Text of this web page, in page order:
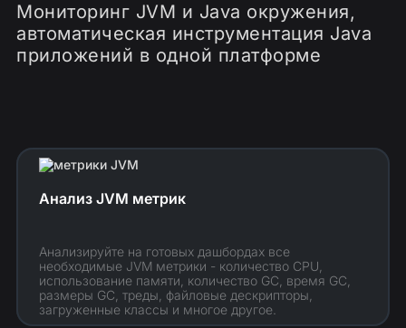
Мониторинг JVM и Java окружения,
автоматическая инструментация Java
приложений в одной платформе
Анализ JVM метрик
Анализируйте на готовых дашбордах все
необходимые JVM метрики - количество CPU,
использование памяти, количество GC, время GC,
размеры GC, треды, файловые дескрипторы,
загруженные классы и многое другое.